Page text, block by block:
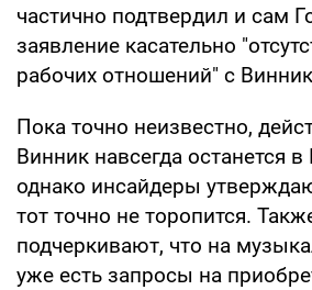
частично подтвердил и сам
заявление касательно
рабочих отношений" с
Пока точно неизвестно,
Винник навсегда останется
однако инсайдеры
тот точно не торопится.
подчеркивают, что на
уже есть запросы на